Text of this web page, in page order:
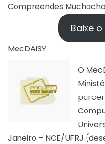
Compreendes
Baixe o
MecDAISY
O
Janeiro – NCE/UFRJ